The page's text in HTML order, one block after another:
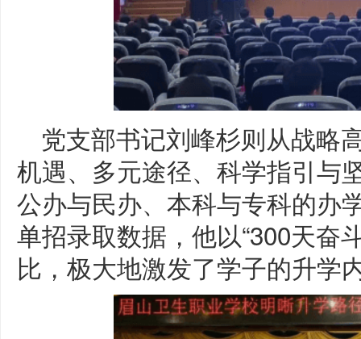
党支部书记刘峰杉则从战略
机遇、多元途径、科学指引与
公办与民办、本科与专科的办
单招录取数据，他以“300天奋
比，极大地激发了学子的升学